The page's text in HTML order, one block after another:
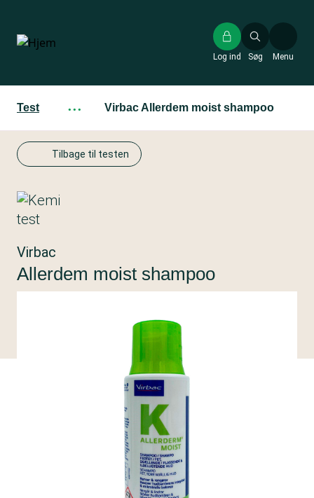
hovedindhold
Søg
Log ind Menu
Test ··· Virbac Allerdem moist shampoo
Tilbage til testen
Virbac
Allerdem moist shampoo